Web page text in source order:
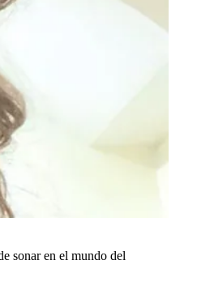
sonar en el mundo del